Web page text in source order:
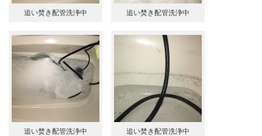
追い焚き配管洗浄中 追い焚き配管洗浄中
追い焚き配管洗浄中 追い焚き配管洗浄中